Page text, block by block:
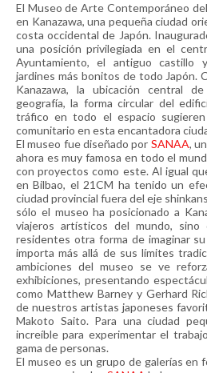
El Museo de Arte Contemporáneo
en Kanazawa, una pequeña ciudad
costa occidental de Japón.
una posición privilegiada en el
Ayuntamiento, el antiguo castillo
jardines más bonitos de todo Japón.
Kanazawa, la ubicación central
geografía, la forma circular del
tráfico en todo el espacio
comunitario en esta encantadora
El museo fue diseñado por SANAA,
ahora es muy famosa en todo el
con proyectos como este. Al igual
en Bilbao, el 21CM ha tenido un
ciudad provincial fuera del eje
sólo el museo ha posicionado a
viajeros artísticos del mundo,
residentes otra forma de imaginar
importa más allá de sus límites
ambiciones del museo se ve
exhibiciones, presentando
como Matthew Barney y Gerhard
de nuestros artistas japoneses
Makoto Saito. Para una ciudad
increíble para experimentar el
gama de personas.
El museo es un grupo de galerías en